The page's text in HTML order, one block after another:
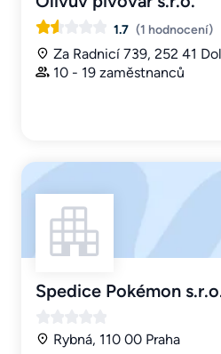
1.7 (1 hodnocení)
Za Radnicí 739, 252 41
10 - 19 zaměstnanců
Spedice Pokémon
Rybná, 110 00 Praha